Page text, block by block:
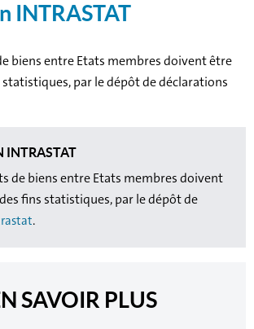
INTRASTAT
biens entre Etats membres doivent être
statistiques, par le dépôt de déclarations
INTRASTAT
de biens entre Etats membres doivent
fins statistiques, par le dépôt de
.
SAVOIR PLUS